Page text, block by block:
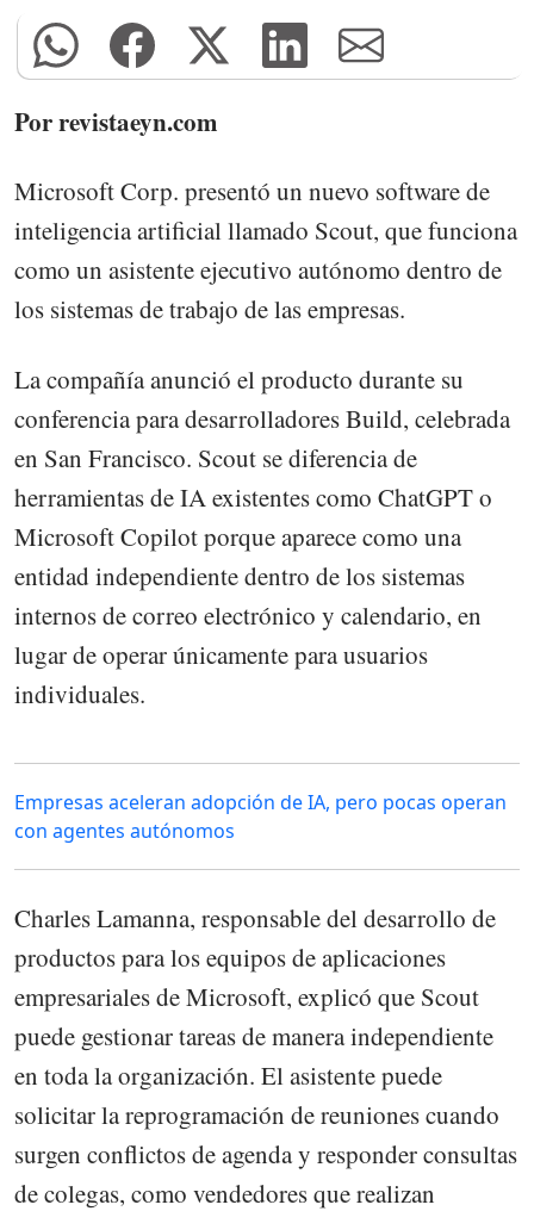
Por revistaeyn.com
Microsoft Corp. presentó un nuevo software de
inteligencia artificial llamado Scout, que funciona
como un asistente ejecutivo autónomo dentro de
los sistemas de trabajo de las empresas.
La compañía anunció el producto durante su
conferencia para desarrolladores Build, celebrada
en San Francisco. Scout se diferencia de
herramientas de IA existentes como ChatGPT o
Microsoft Copilot porque aparece como una
entidad independiente dentro de los sistemas
internos de correo electrónico y calendario, en
lugar de operar únicamente para usuarios
individuales.
Empresas aceleran adopción de IA, pero pocas operan
con agentes autónomos
Charles Lamanna, responsable del desarrollo de
productos para los equipos de aplicaciones
empresariales de Microsoft, explicó que Scout
puede gestionar tareas de manera independiente
en toda la organización. El asistente puede
solicitar la reprogramación de reuniones cuando
surgen conflictos de agenda y responder consultas
de colegas, como vendedores que realizan